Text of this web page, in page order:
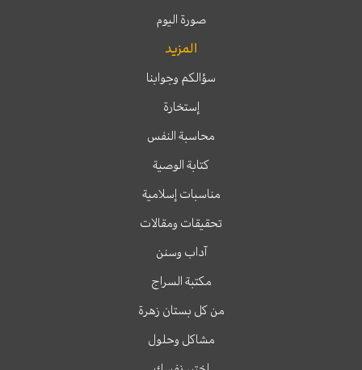
صورة اليوم
المزيد
سؤالكم وجوابنا
إستخارة
محاسبة النفس
كتابة الوصية
مناسبات إسلامية
تحقيقات ومقالات
آداب وسنن
مكتبة السراج
من كل بستان زهرة
مشاكل وحلول